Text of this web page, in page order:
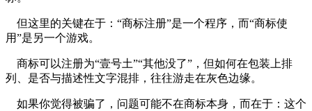
但这里的关键在于：“商标注册”是一个程序，而“商标使
用”是另一个游戏。
商标可以注册为“壹号土”“其他没了”，但如何在包装上排
列、是否与描述性文字混排，往往游走在灰色边缘。
如果你觉得被骗了，问题可能不在商标本身，而在于：这个